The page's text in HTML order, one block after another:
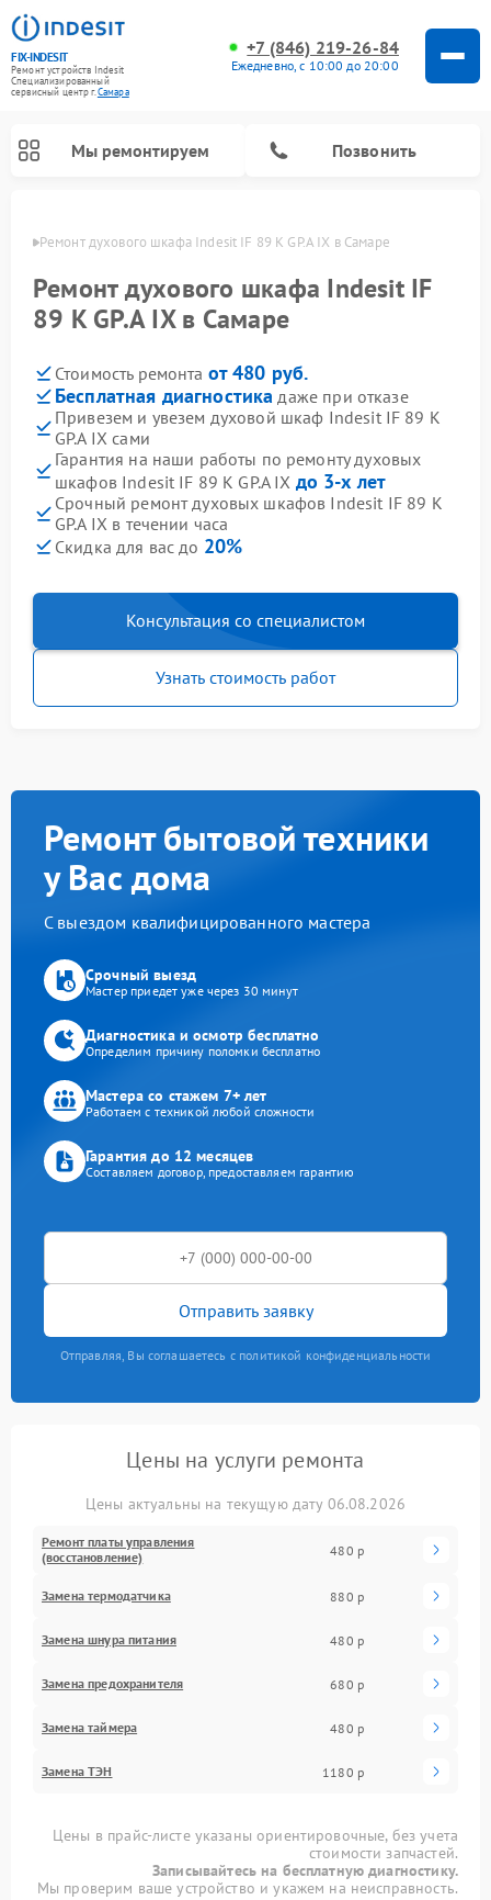
FIX-INDESIT
Ремонт устройств Indesit
Специализированный
cервисный центр г.Самара
+7 (846) 219-26-84
Ежедневно, с 10:00 до 20:00
Мы ремонтируем Позвонить
Ремонт духового шкафа Indesit IF 89 K GP.A IX в Самаре
Ремонт духового шкафа Indesit IF
89 K GP.A IX в Самаре
Стоимость ремонта от 480 руб.
Бесплатная диагностика даже при отказе
Привезем и увезем духовой шкаф Indesit IF 89 K
GP.A IX сами
Гарантия на наши работы по ремонту духовых
шкафов Indesit IF 89 K GP.A IX до 3-х лет
Срочный ремонт духовых шкафов Indesit IF 89 K
GP.A IX в течении часа
Скидка для вас до 20%
Консультация со специалистом
Узнать стоимость работ
Ремонт бытовой техники
у Вас дома
С выездом квалифицированного мастера
Срочный выезд
Мастер приедет уже через 30 минут
Диагностика и осмотр бесплатно
Определим причину поломки бесплатно
Мастера со стажем 7+ лет
Работаем с техникой любой сложности
Гарантия до 12 месяцев
Составляем договор, предоставляем гарантию
Отправить заявку
Отправляя, Вы соглашаетесь с политикой конфиденциальности
Цены на услуги ремонта
Цены актуальны на текущую дату 06.08.2026
Ремонт платы управления
(восстановление)
480 р
Замена термодатчика 880 р
Замена шнура питания 480 р
Замена предохранителя 680 р
Замена таймера 480 р
Замена ТЭН 1180 р
Цены в прайс-листе указаны ориентировочные, без учета
стоимости запчастей.
Записывайтесь на бесплатную диагностику.
Мы проверим ваше устройство и укажем на неисправность.